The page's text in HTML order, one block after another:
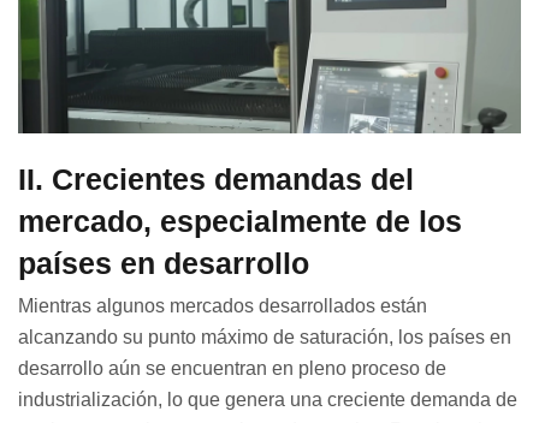
II. Crecientes demandas del
mercado, especialmente de los
países en desarrollo
Mientras algunos mercados desarrollados están
alcanzando su punto máximo de saturación, los países en
desarrollo aún se encuentran en pleno proceso de
industrialización, lo que genera una creciente demanda de